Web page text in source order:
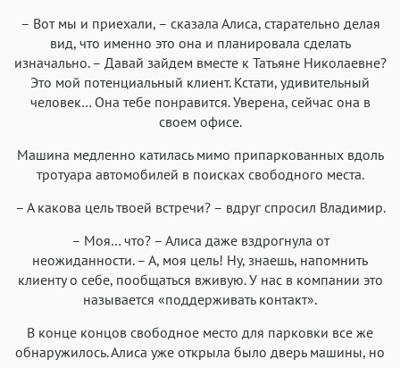
– Вот мы и приехали, – сказала Алиса, старательно делая
вид, что именно это она и планировала сделать
изначально. – Давай зайдем вместе к Татьяне Николаевне?
Это мой потенциальный клиент. Кстати, удивительный
человек… Она тебе понравится. Уверена, сейчас она в
своем офисе.
Машина медленно катилась мимо припаркованных вдоль
тротуара автомобилей в поисках свободного места.
– А какова цель твоей встречи? – вдруг спросил Владимир.
– Моя… что? – Алиса даже вздрогнула от
неожиданности. – А, моя цель! Ну, знаешь, напомнить
клиенту о себе, пообщаться вживую. У нас в компании это
называется «поддерживать контакт».
В конце концов свободное место для парковки все же
обнаружилось. Алиса уже открыла было дверь машины, но